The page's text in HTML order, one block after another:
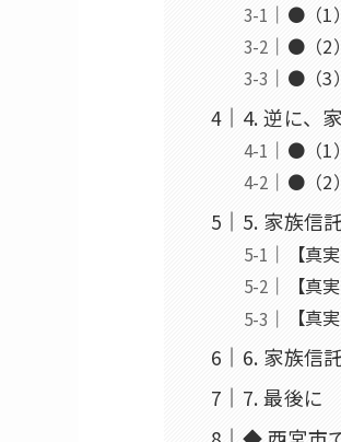
●（1
●（2
●（3
4. 逆に、
●（1
●（2
5. 家族信
【真
【真
【真
6. 家族信
7. 最後に